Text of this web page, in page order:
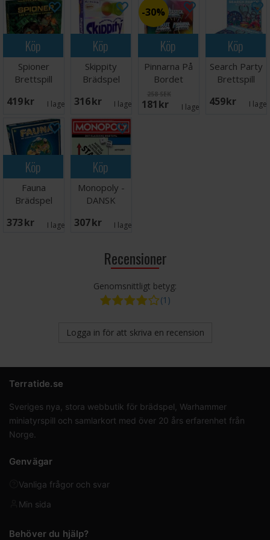
Köp
Spioner
Brettspill
419 SEK I lager: 3
Köp
Skippity
Brädspel
316 SEK I lager: 9
Köp
30%
Pinnarna På
Bordet
Brädspel
258 SEK
181 SEK I lager: 5
Köp
Search Party
Brettspill
459 SEK I
Köp
Fauna
Brädspel
373 SEK I lager: 3
Köp
Monopoly -
DANSK
307 SEK I lager:
Recensioner
Genomsnittligt betyg:
(1)
Logga in för att skriva en recension
Terratide.se
Sveriges nya, stora webbutik för brädspel, Warhammer
miniatyrspill och samlarkort med över 20 års erfarenhet från
Norge.
Genvägar
Vanliga frågor och svar
Min sida
Behöver du hjälp?